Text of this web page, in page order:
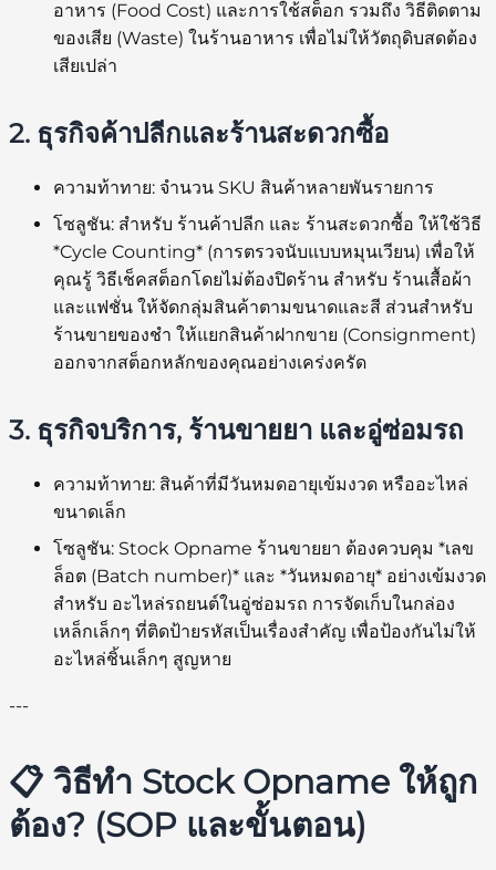
อาหาร (Food Cost) และการใช้สต็อก รวมถึง วิธีติดตาม
ของเสีย (Waste) ในร้านอาหาร เพื่อไม่ให้วัตถุดิบสดต้อง
เสียเปล่า
2. ธุรกิจค้าปลีกและร้านสะดวกซื้อ
ความท้าทาย: จำนวน SKU สินค้าหลายพันรายการ
โซลูชัน: สำหรับ ร้านค้าปลีก และ ร้านสะดวกซื้อ ให้ใช้วิธี
*Cycle Counting* (การตรวจนับแบบหมุนเวียน) เพื่อให้
คุณรู้ วิธีเช็คสต็อกโดยไม่ต้องปิดร้าน สำหรับ ร้านเสื้อผ้า
และแฟชั่น ให้จัดกลุ่มสินค้าตามขนาดและสี ส่วนสำหรับ
ร้านขายของชำ ให้แยกสินค้าฝากขาย (Consignment)
ออกจากสต็อกหลักของคุณอย่างเคร่งครัด
3. ธุรกิจบริการ, ร้านขายยา และอู่ซ่อมรถ
ความท้าทาย: สินค้าที่มีวันหมดอายุเข้มงวด หรืออะไหล่
ขนาดเล็ก
โซลูชัน: Stock Opname ร้านขายยา ต้องควบคุม *เลข
ล็อต (Batch number)* และ *วันหมดอายุ* อย่างเข้มงวด
สำหรับ อะไหล่รถยนต์ในอู่ซ่อมรถ การจัดเก็บในกล่อง
เหล็กเล็กๆ ที่ติดป้ายรหัสเป็นเรื่องสำคัญ เพื่อป้องกันไม่ให้
อะไหล่ชิ้นเล็กๆ สูญหาย
---
📋 วิธีทำ Stock Opname ให้ถูก
ต้อง? (SOP และขั้นตอน)